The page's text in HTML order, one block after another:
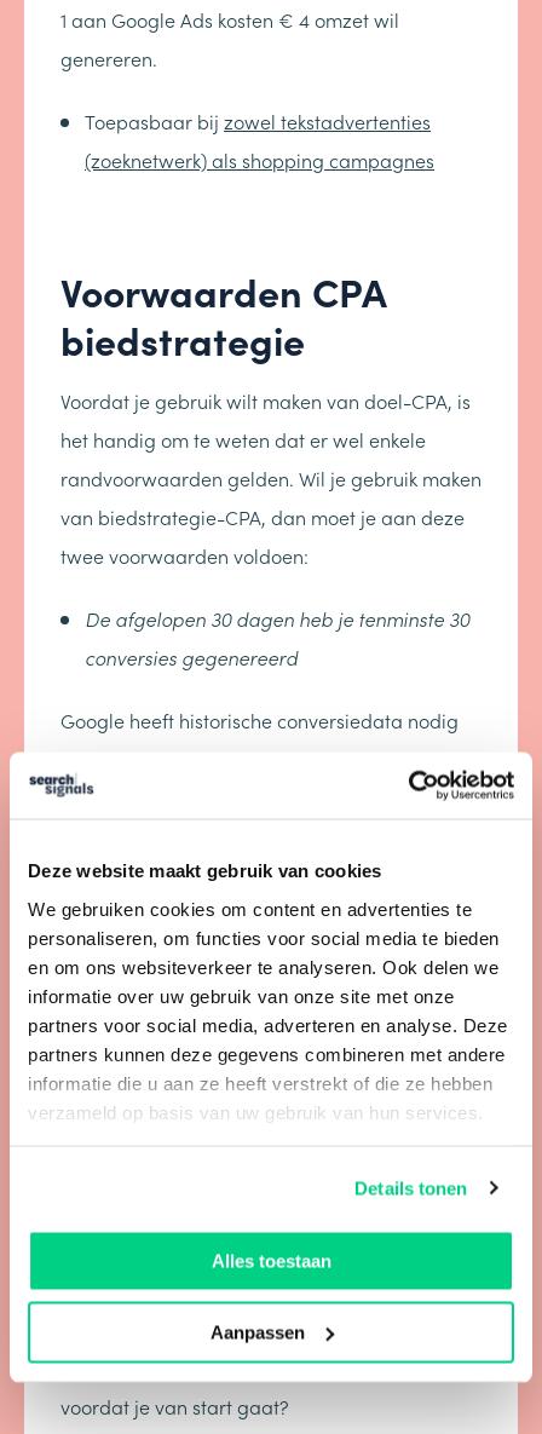
Deze website maakt gebruik van cookies
We gebruiken cookies om content en advertenties te
personaliseren, om functies voor social media te bieden
en om ons websiteverkeer te analyseren. Ook delen we
informatie over uw gebruik van onze site met onze
partners voor social media, adverteren en analyse. Deze
partners kunnen deze gegevens combineren met andere
informatie die u aan ze heeft verstrekt of die ze hebben
verzameld op basis van uw gebruik van hun services.
Details tonen
Alles toestaan
Aanpassen
1 aan Google Ads kosten € 4 omzet wil
genereren.
Toepasbaar bij zowel tekstadvertenties
(zoeknetwerk) als shopping campagnes
Voorwaarden CPA
biedstrategie
Voordat je gebruik wilt maken van doel-CPA, is
het handig om te weten dat er wel enkele
randvoorwaarden gelden. Wil je gebruik maken
van biedstrategie-CPA, dan moet je aan deze
twee voorwaarden voldoen:
De afgelopen 30 dagen heb je tenminste 30
conversies gegenereerd
Google heeft historische conversiedata nodig
hoogst haalbare doel-CPA.
De conversies kunnen gemeten worden in
het Google Ads account
Belangrijk is dat in je Google Ads account de
conversiemetingen worden ingericht. Het doel
moet goed gemeten kunnen worden, zodat
Google op de juiste manier de biedingen kan
Een aantal praktische
tips voor je aan de slag
gaat
kun je verwachten en wat is goed om te weten
voordat je van start gaat?